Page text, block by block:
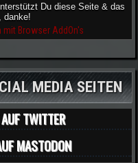
Du diese Seite & das
danke!
Browser AddOn's
MEDIA SEITEN
TWITTER
MASTODON